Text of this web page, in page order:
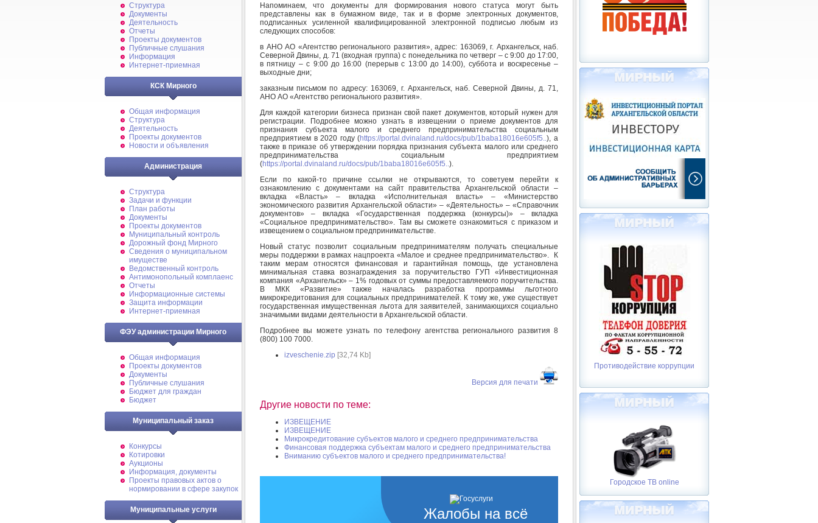
Структура
Документы
Деятельность
Отчеты
Проекты документов
Публичные слушания
Информация
Интернет-приемная
КСК Мирного
Общая информация
Структура
Деятельность
Проекты документов
Новости и объявления
Администрация
Структура
Задачи и функции
План работы
Документы
Проекты документов
Муниципальный контроль
Дорожный фонд Мирного
Cведения о муниципальном
имуществе
Ведомственный контроль
Антимонопольный комплаенс
Отчеты
Информационные системы
Защита информации
Интернет-приемная
ФЭУ администрации Мирного
Общая информация
Проекты документов
Документы
Публичные слушания
Бюджет для граждан
Бюджет
Муниципальный заказ
Конкурсы
Котировки
Аукционы
Информация, документы
Проекты правовых актов о
нормировании в сфере закупок
Муниципальные услуги
Напоминаем, что документы для формирования нового статуса могут быть
представлены как в бумажном виде, так и в форме электронных документов,
подписанных усиленной квалифицированной электронной подписью любым из
следующих способов:
в АНО АО «Агентство регионального развития», адрес: 163069, г. Архангельск, наб.
Северной Двины, д. 71 (входная группа) с понедельника по четверг – с 9:00 до 17:00,
в пятницу – с 9:00 до 16:00 (перерыв с 13:00 до 14:00), суббота и воскресенье –
выходные дни;
заказным письмом по адресу: 163069, г. Архангельск, наб. Северной Двины, д. 71,
АНО АО «Агентство регионального развития».
Для каждой категории бизнеса признан свой пакет документов, который нужен для
регистрации. Подробнее можно узнать в извещении о приеме документов для
признания субъекта малого и среднего предпринимательства социальным
предприятием в 2020 году (https://portal.dvinaland.ru/docs/pub/1baba18016e605f5..), а
также в приказе об утверждении порядка признания субъекта малого или среднего
предпринимательства социальным предприятием
(https://portal.dvinaland.ru/docs/pub/1baba18016e605f5..).
Если по какой-то причине ссылки не открываются, то советуем перейти к
ознакомлению с документами на сайт правительства Архангельской области –
вкладка «Власть» – вкладка «Исполнительная власть» – «Министерство
экономического развития Архангельской области» – «Деятельность» – «Справочник
документов» – вкладка «Государственная поддержка (конкурсы)» – вкладка
«Социальное предпринимательство». Там вы сможете ознакомиться с приказом и
извещением о социальном предпринимательстве.
Новый статус позволит социальным предпринимателям получать специальные
меры поддержки в рамках нацпроекта «Малое и среднее предпринимательство». К
таким мерам относятся финансовая и гарантийная помощь, где установлена
минимальная ставка вознаграждения за поручительство ГУП «Инвестиционная
компания «Архангельск» – 1% годовых от суммы предоставляемого поручительства.
В МКК «Развитие» также началась разработка программы льготного
микрокредитования для социальных предпринимателей. К тому же, уже существует
государственная имущественная льгота для заявителей, занимающихся социально
значимыми видами деятельности в Архангельской области.
Подробнее вы можете узнать по телефону агентства регионального развития 8
(800) 100 7000.
izveschenie.zip [32,74 Kb]
Версия для печати
Другие новости по теме:
ИЗВЕЩЕНИЕ
ИЗВЕЩЕНИЕ
Микрокредитование субъектов малого и среднего предпринимательства
Финансовая поддержка субъектам малого и среднего предпринимательства
Вниманию субъектов малого и среднего предпринимательства!
Жалобы на всё
Противодействие коррупции
Городское ТВ online